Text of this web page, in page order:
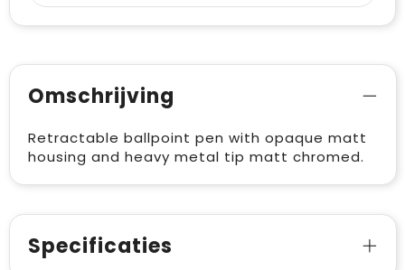
Omschrijving
Retractable ballpoint pen with opaque matt
housing and heavy metal tip matt chromed.
Specificaties